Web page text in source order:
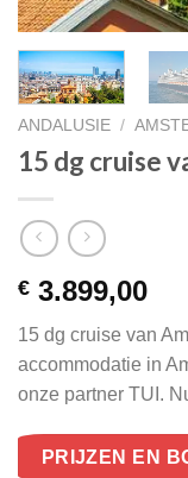
ANDALUSIE /
15 dg cruise
€ 3.899,00
15 dg cruise van
accommodatie in
onze partner TUI.
PRIJZEN EN